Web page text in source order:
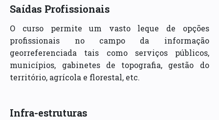
Saídas Profissionais
O curso permite um vasto leque de opções
profissionais no campo da informação
georreferenciada tais como serviços públicos,
municípios, gabinetes de topografia, gestão do
território, agrícola e florestal, etc.
Infra-estruturas